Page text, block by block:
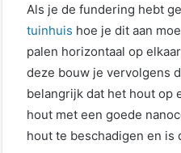
Als je de fundering hebt
tuinhuis hoe je dit aan
palen horizontaal op
deze bouw je vervolgens
belangrijk dat het hout op
hout met een goede
hout te beschadigen en is